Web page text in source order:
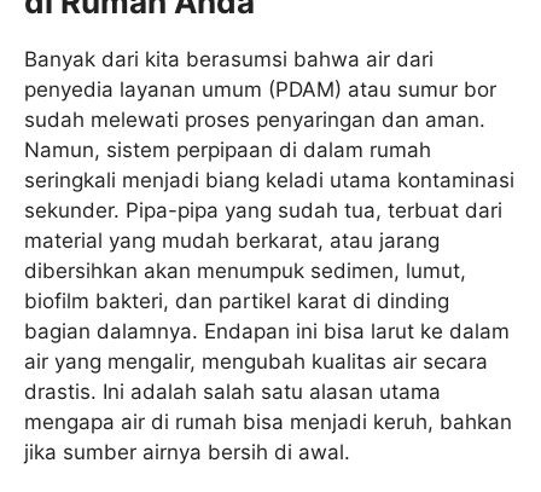
Banyak dari kita berasumsi bahwa air dari
penyedia layanan umum (PDAM) atau sumur bor
sudah melewati proses penyaringan dan aman.
Namun, sistem perpipaan di dalam rumah
seringkali menjadi biang keladi utama kontaminasi
sekunder. Pipa-pipa yang sudah tua, terbuat dari
material yang mudah berkarat, atau jarang
dibersihkan akan menumpuk sedimen, lumut,
biofilm bakteri, dan partikel karat di dinding
bagian dalamnya. Endapan ini bisa larut ke dalam
air yang mengalir, mengubah kualitas air secara
drastis. Ini adalah salah satu alasan utama
mengapa air di rumah bisa menjadi keruh, bahkan
jika sumber airnya bersih di awal.